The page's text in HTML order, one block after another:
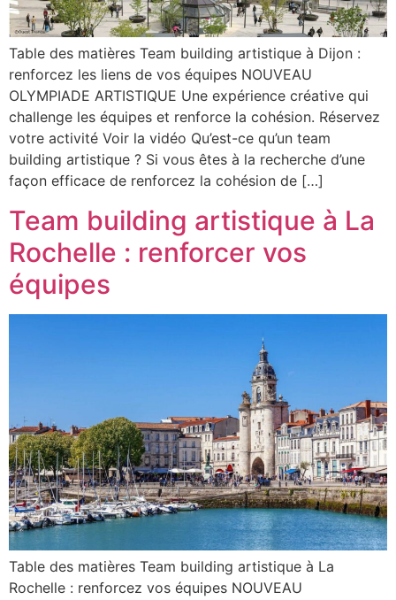
Table des matières Team building artistique à Dijon :
renforcez les liens de vos équipes NOUVEAU
OLYMPIADE ARTISTIQUE Une expérience créative qui
challenge les équipes et renforce la cohésion. Réservez
votre activité Voir la vidéo Qu’est-ce qu’un team
building artistique ? Si vous êtes à la recherche d’une
façon efficace de renforcez la cohésion de […]
Team building artistique à La
Rochelle : renforcer vos
équipes
Table des matières Team building artistique à La
Rochelle : renforcez vos équipes NOUVEAU